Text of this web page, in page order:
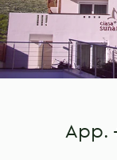
App.